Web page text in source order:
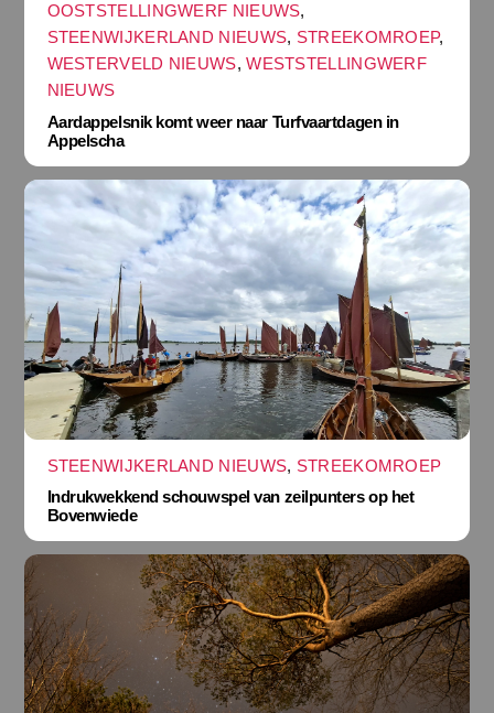
OOSTSTELLINGWERF NIEUWS,
STEENWIJKERLAND NIEUWS, STREEKOMROEP,
WESTERVELD NIEUWS,WESTSTELLINGWERF
NIEUWS
Aardappelsnik komt weer naar Turfvaartdagen in
Appelscha
STEENWIJKERLAND NIEUWS, STREEKOMROEP
Indrukwekkend schouwspel van zeilpunters op het
Bovenwiede